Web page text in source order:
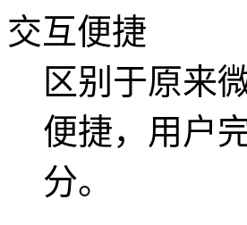
交互便捷
区别于原来
便捷，用户
分。